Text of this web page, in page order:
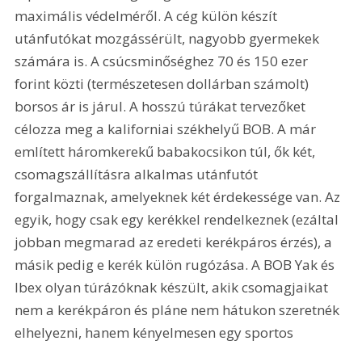
maximális védelméről. A cég külön készít
utánfutókat mozgássérült, nagyobb gyermekek
számára is. A csúcsminőséghez 70 és 150 ezer
forint közti (természetesen dollárban számolt)
borsos ár is járul. A hosszú túrákat tervezőket
célozza meg a kaliforniai székhelyű BOB. A már
említett háromkerekű babakocsikon túl, ők két,
csomagszállításra alkalmas utánfutót
forgalmaznak, amelyeknek két érdekessége van. Az
egyik, hogy csak egy kerékkel rendelkeznek (ezáltal
jobban megmarad az eredeti kerékpáros érzés), a
másik pedig e kerék külön rugózása. A BOB Yak és
Ibex olyan túrázóknak készült, akik csomagjaikat
nem a kerékpáron és pláne nem hátukon szeretnék
elhelyezni, hanem kényelmesen egy sportos